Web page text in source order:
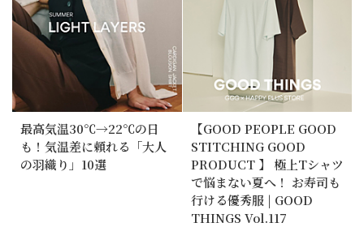
最高気温30℃→22℃の日
も！気温差に頼れる「大人
の羽織り」10選
【GOOD PEOPLE GOOD
STITCHING GOOD
PRODUCT 】 極上Tシャツ
で悩まない夏へ！ お寿司も
行ける優秀服 | GOOD
THINGS Vol.117